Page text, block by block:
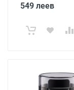
549 леев